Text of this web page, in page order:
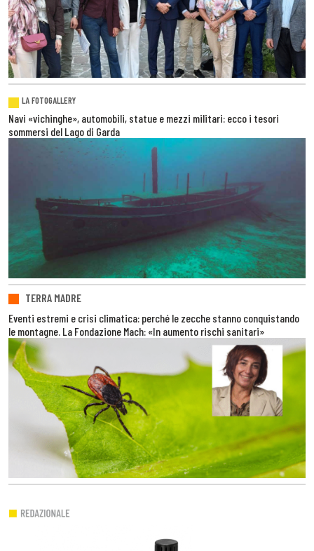
LA FOTOGALLERY
Navi «vichinghe», automobili, statue e mezzi militari: ecco i tesori
sommersi del Lago di Garda
TERRA MADRE
Eventi estremi e crisi climatica: perché le zecche stanno conquistando
le montagne. La Fondazione Mach: «In aumento rischi sanitari»